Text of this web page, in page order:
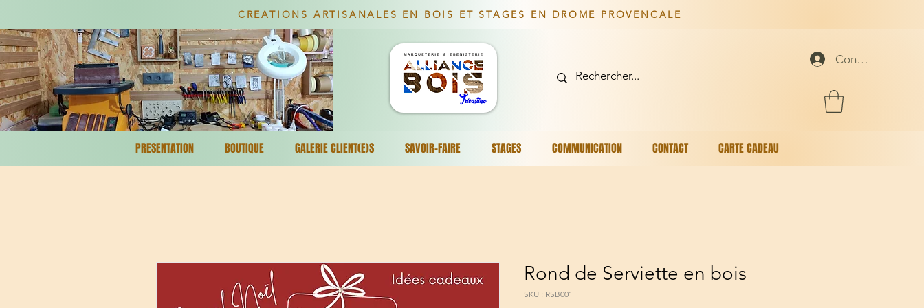
CREATIONS ARTISANALES EN BOIS ET STAGES EN DROME PROVENCALE
Connexion
PRESENTATION BOUTIQUE GALERIE CLIENT(E)S SAVOIR-FAIRE STAGES COMMUNICATION CONTACT CARTE CADEAU
Rond de Serviette en bois
SKU : RSB001